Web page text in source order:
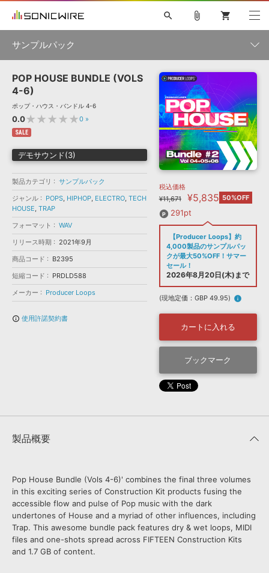
ソフト音源 »
プラグイン・エフェクト »
サンプルパック »
ソフトウェア／ツール »
DAW »
効果音 »
キャンペーン »
ニュースレター »
SONICWIREブログ »
製品サポート情報 »
DTMガイド »
FAQ »
お問い合わせ »
音楽カード
楽曲配信流通サービス
無償のサウンド管理ソフト
次世代型 ボーカル・エディタ
映像のBGM・セリフを音声分離
search
初音ミク NT 鏡音リン・レン V4X 巡音ルカ V4X
KAITO V3
TOONTRACK
SPITFIRE AUDIO
VIENNA
EZ DRUMMER 3
ライセンスフリーBGM
ボーカル抜き出し
DUBSTEP
MUTANT
ROUTER.FM
SONOCA
ソフト音源 プラグイン・エフェクト
ソフトウェア／ツール 効果音
attach_file shopping_cart
サンプルパック
製品一覧
ジャンル
メーカー
フォーマット
ランキング
POP HOUSE BUNDLE (VOLS
4-6)
ポップ・ハウス・バンドル 4-6
0.0★★★★★0 »
SALE
デモサウンド(3)
製品カテゴリ
サンプルパック
ジャンル
POPS, HIPHOP, ELECTRO, TECH
HOUSE, TRAP
フォーマット
WAV
リリース時期
2021年9月
商品コード
B2395
短縮コード
PRDLD588
メーカー
Producer Loops
info_outline 使用許諾契約書
税込価格
¥11,671
¥5,835 50%OFF
291pt
【Producer Loops】約
4,000製品のサンプルパッ
クが最大50%OFF！サマー
セール！
2026年8月20日(木)まで
(現地定価：GBP 49.95) info
カートに入れる
ブックマーク
製品概要
Pop House Bundle (Vols 4-6)' combines the final three volumes
in this exciting series of Construction Kit products fusing the
accessible flow and pulse of Pop music with the dark
undertones of House and a myriad of other influences, including
Trap. This awesome bundle pack features dry & wet loops, MIDI
files and one-shots spread across FIFTEEN Construction Kits
and 1.7 GB of content.